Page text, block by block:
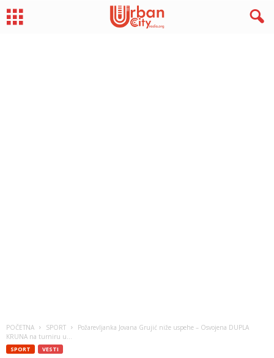
POČETNA SPORT
Požarevljanka Jovana Grujić niže uspehe – Osvojena DUPLA
KRUNA na turniru u...
SPORT VESTI